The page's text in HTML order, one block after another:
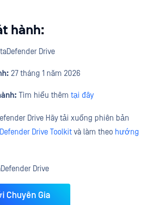
hành:
Drive
27 tháng 1 năm 2026
Tìm hiểu thêm tại đây
Drive Hãy tải xuống phiên bản
Drive Toolkit và làm theo hướng
Drive
Chuyên Gia